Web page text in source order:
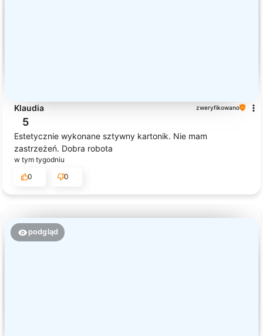
Klaudia zweryfikowano
5
Estetycznie wykonane sztywny kartonik. Nie mam
zastrzeżeń. Dobra robota
w tym tygodniu
0
0
podgląd